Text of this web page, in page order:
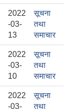
2022
-03-
13
सूचना
तथा
समाचार
2022
-03-
10
सूचना
तथा
समाचार
2022
-03-
सूचना
तथा